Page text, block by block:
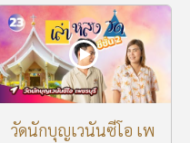
วัดนักบุญเวนันซีโอ เพ